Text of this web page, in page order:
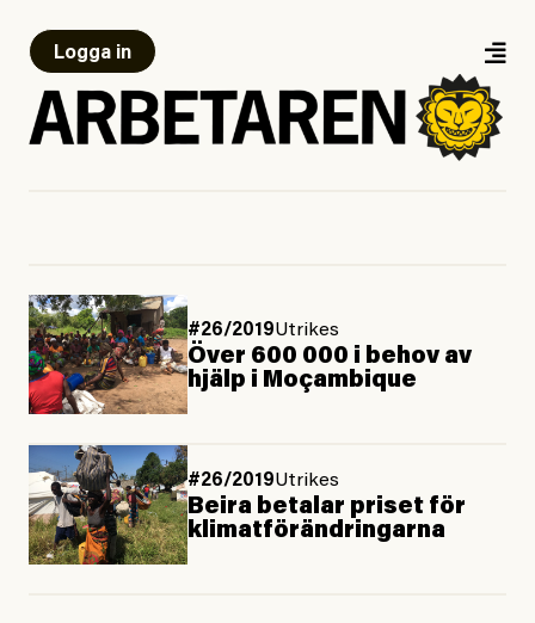
Logga in
#26/2019Utrikes
Över 600 000 i behov av
hjälp i Moçambique
#26/2019Utrikes
Beira betalar priset för
klimatförändringarna